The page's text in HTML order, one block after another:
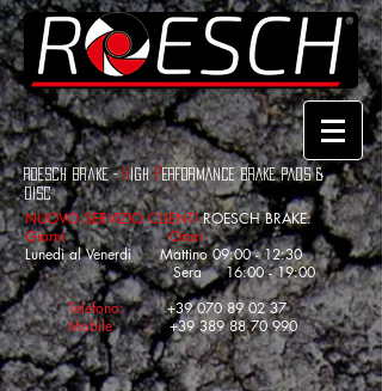
NUOVO SERVIZIOCLIENTIROESCH BRAKE:
Giorni Orari
Lunedì al Venerdì Mattino 09:00 - 12:30
Sera 16:00 - 19:00
Telefono:+39 070 89 02 37
Mobile:
+39 389 88 70 990
roesch brake - HIGHP ERFORMANCE BRAKE PADS &
Disc